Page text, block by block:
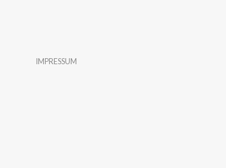
IMPRESSUM